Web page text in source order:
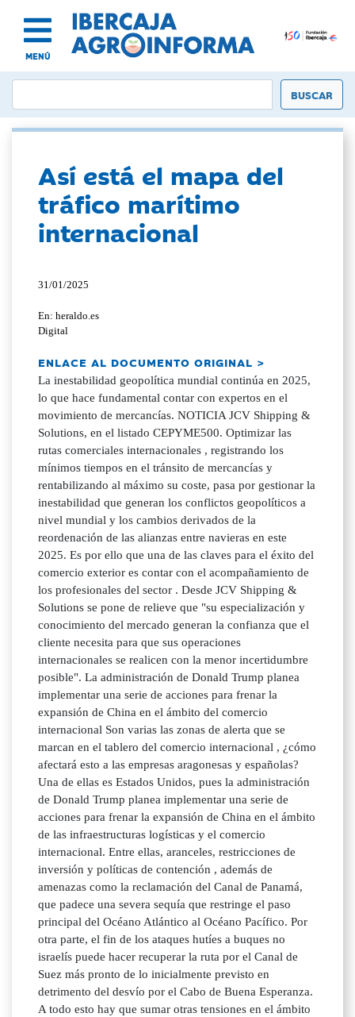
MENÚ
Así está el mapa del
tráfico marítimo
internacional
31/01/2025
En: heraldo.es
Digital
ENLACE AL DOCUMENTO ORIGINAL >
La inestabilidad geopolítica mundial continúa en 2025,
lo que hace fundamental contar con expertos en el
movimiento de mercancías. NOTICIA JCV Shipping &
Solutions, en el listado CEPYME500. Optimizar las
rutas comerciales internacionales , registrando los
mínimos tiempos en el tránsito de mercancías y
rentabilizando al máximo su coste, pasa por gestionar la
inestabilidad que generan los conflictos geopolíticos a
nivel mundial y los cambios derivados de la
reordenación de las alianzas entre navieras en este
2025. Es por ello que una de las claves para el éxito del
comercio exterior es contar con el acompañamiento de
los profesionales del sector . Desde JCV Shipping &
Solutions se pone de relieve que "su especialización y
conocimiento del mercado generan la confianza que el
cliente necesita para que sus operaciones
internacionales se realicen con la menor incertidumbre
posible". La administración de Donald Trump planea
implementar una serie de acciones para frenar la
expansión de China en el ámbito del comercio
internacional Son varias las zonas de alerta que se
marcan en el tablero del comercio internacional , ¿cómo
afectará esto a las empresas aragonesas y españolas?
Una de ellas es Estados Unidos, pues la administración
de Donald Trump planea implementar una serie de
acciones para frenar la expansión de China en el ámbito
de las infraestructuras logísticas y el comercio
internacional. Entre ellas, aranceles, restricciones de
inversión y políticas de contención , además de
amenazas como la reclamación del Canal de Panamá,
que padece una severa sequía que restringe el paso
principal del Océano Atlántico al Océano Pacífico. Por
otra parte, el fin de los ataques hutíes a buques no
israelís puede hacer recuperar la ruta por el Canal de
Suez más pronto de lo inicialmente previsto en
detrimento del desvío por el Cabo de Buena Esperanza.
A todo esto hay que sumar otras tensiones en el ámbito